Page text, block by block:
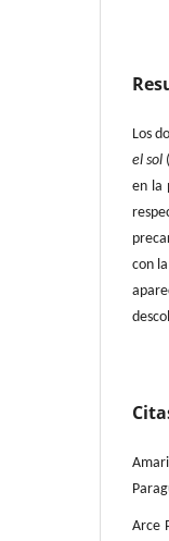
Los
el sol
en la
con
Arce